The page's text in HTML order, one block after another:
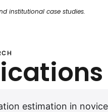
institutional case studies.
estimation in